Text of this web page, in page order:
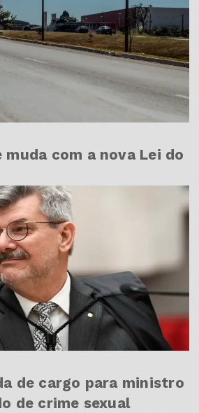
muda com a nova Lei do
de cargo para ministro
de crime sexual